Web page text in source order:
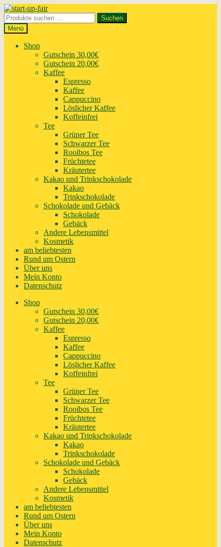
Zur
Navigation
springen
Zum
Inhalt
springen
Suchen
nach:
Suchen
Menü
Shop
Gutschein 30,00€
Gutschein 20,00€
Kaffee
Espresso
Kaffee
Cappuccino
Löslicher Kaffee
Koffeinfrei
Tee
Grüner Tee
Schwarzer Tee
Rooibos Tee
Früchtetee
Kräutertee
Kakao und Trinkschokolade
Kakao
Trinkschokolade
Schokolade und Gebäck
Schokolade
Gebäck
Andere Lebensmittel
Kosmetik
am beliebtesten
Rund um Ostern
Über uns
Mein Konto
Datenschutz
Shop
Gutschein 30,00€
Gutschein 20,00€
Kaffee
Espresso
Kaffee
Cappuccino
Löslicher Kaffee
Koffeinfrei
Tee
Grüner Tee
Schwarzer Tee
Rooibos Tee
Früchtetee
Kräutertee
Kakao und Trinkschokolade
Kakao
Trinkschokolade
Schokolade und Gebäck
Schokolade
Gebäck
Andere Lebensmittel
Kosmetik
am beliebtesten
Rund um Ostern
Über uns
Mein Konto
Datenschutz